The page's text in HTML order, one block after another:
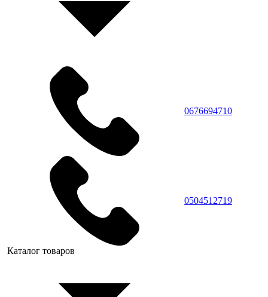
0676694710
0504512719
Каталог товаров